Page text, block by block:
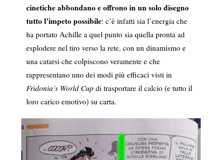
cinetiche abbondano e offrono in un solo disegno
tutto l’impeto possibile: c’è infatti sia l’energia che
ha portato Achille a quel punto sia quella pronta ad
esplodere nel tiro verso la rete, con un dinamismo e
una catarsi che colpiscono veramente e che
rappresentano uno dei modi più efficaci visti in
Fridonia’s World Cup di trasportare il calcio (e tutto il
loro carico emotivo) su carta.